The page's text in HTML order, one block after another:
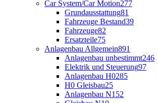
Car System/Car Motion277
Grundausstattung81
Fahrzeuge Bestand39
Fahrzeuge82
Ersatzteile75
Anlagenbau Allgemein891
Anlagenbau unbestimmt246
Elektrik und Steuerung97
Anlagenbau H0285
H0 Gleisbau25
Anlagenbau N152